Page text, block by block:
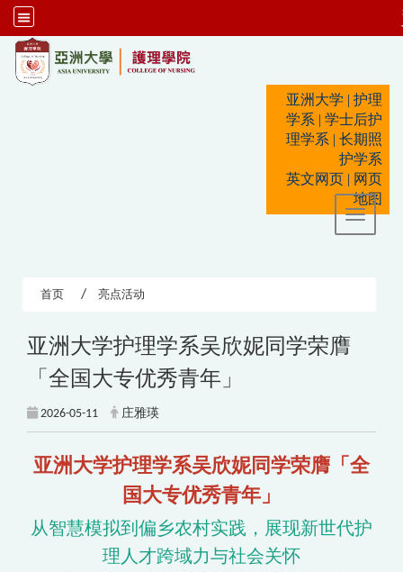
亚洲大学 | 护理
学系 | 学士后护
理学系 | 长期照
护学系
英文网页 | 网页
地图
Toggle
首页 亮点活动
亚洲大学护理学系吴欣妮同学荣膺
「全国大专优秀青年」
2026-05-11 庄雅瑛
亚洲大学护理学系吴欣妮同学荣膺「全
国大专优秀青年」
从智慧模拟到偏乡农村实践，展现新世代护
理人才跨域力与社会关怀